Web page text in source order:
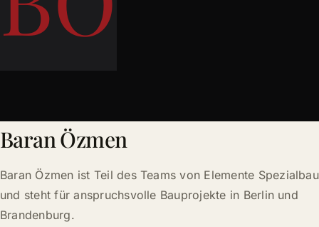
Baran Özmen
Baran Özmen ist Teil des Teams von Elemente Spezialbau
und steht für anspruchsvolle Bauprojekte in Berlin und
Brandenburg.